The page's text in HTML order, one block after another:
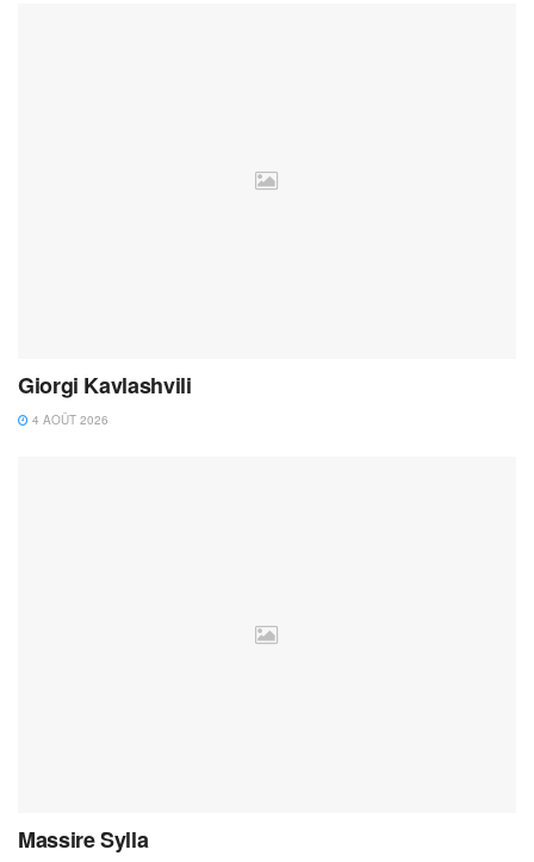
Giorgi Kavlashvili
4 AOÛT 2026
Massire Sylla